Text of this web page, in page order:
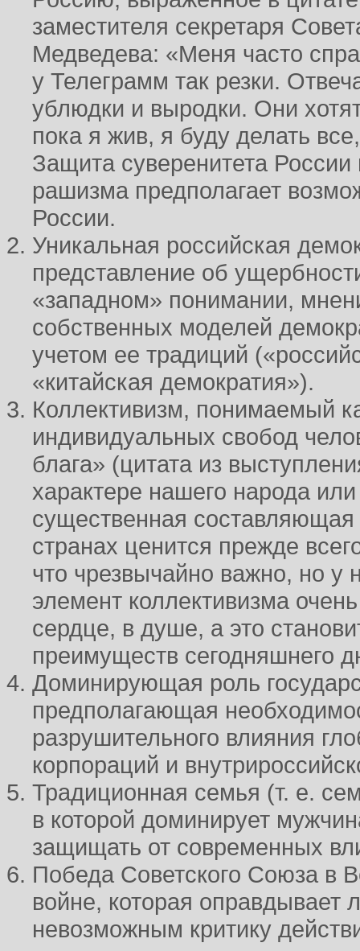
заместителя секретаря
Медведева: «Меня часто
у Телеграмм так резки.
ублюдки и выродки. Они
пока я жив, я буду делать
Защита суверенитета
рашизма предполагает
России.
Уникальная российская
представление об
«западном» понимании,
собственных моделей
учетом ее традиций
«китайская демократия»).
Коллективизм, понимаемый
индивидуальных свобод
блага» (цитата из
характере нашего народа
существенная составляющая
странах ценится прежде
что чрезвычайно важно, но у
элемент коллективизма
сердце, в душе, а это
преимуществ сегодняшнего
Доминирующая роль
предполагающая
разрушительного влияния
корпораций и
Традиционная семья (т. е.
в которой доминирует
защищать от современных
Победа Советского Союза в
войне, которая
невозможным критику